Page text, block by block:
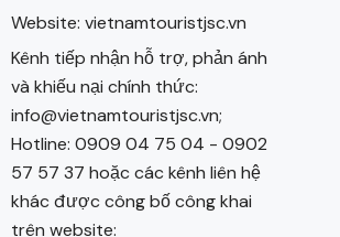
Website: vietnamtouristjsc.vn
Kênh tiếp nhận hỗ trợ, phản ánh
và khiếu nại chính thức:
info@vietnamtouristjsc.vn;
Hotline: 0909 04 75 04 - 0902
57 57 37 hoặc các kênh liên hệ
khác được công bố công khai
trên website: